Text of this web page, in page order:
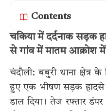
Contents
चकिया में दर्दनाक सड़क
से गांव में मातम आक्रोश
चंदौली: बबुरी थाना क्षेत्र
हुए एक भीषण सड़क हादसे
डाल दिया। तेज रफ्तार